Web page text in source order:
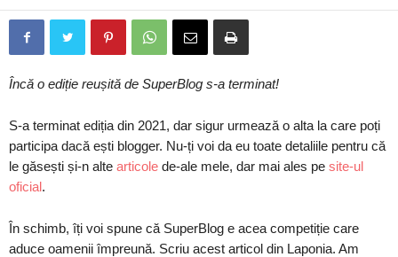
p
Încă o ediție reușită de SuperBlog s-a terminat!
S-a terminat ediția din 2021, dar sigur urmează o alta la care poți
participa dacă ești blogger. Nu-ți voi da eu toate detaliile pentru că
le găsești și-n alte articole de-ale mele, dar mai ales pe site-ul
oficial.
În schimb, îți voi spune că SuperBlog e acea competiție care
aduce oamenii împreună. Scriu acest articol din Laponia. Am